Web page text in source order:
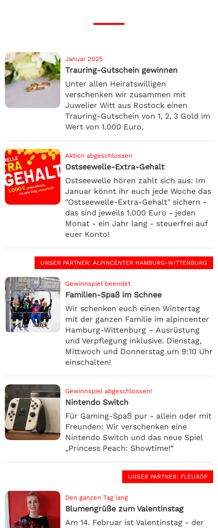
Januar 2025
Trauring-Gutschein gewinnen
Unter allen Heiratswilligen
verschenken wir zusammen mit
Juwelier Witt aus Rostock einen
Trauring-Gutschein von 1, 2, 3 Gold im
Wert von 1.000 Euro.
Aktion abgeschlossen
Ostseewelle-Extra-Gehalt
Ostseewelle hören zahlt sich aus: Im
Januar könnt ihr euch jede Woche das
"Ostseewelle-Extra-Gehalt" sichern -
das sind jeweils 1.000 Euro - jeden
Monat - ein Jahr lang - steuerfrei auf
euer Konto!
UNSER PARTNER: ALPINCENTER HAMBURG-WITTENBURG
Gewinnspiel beendet
Familien-Spaß im Schnee
Wir schenken euch einen Wintertag
mit der ganzen Familie im alpincenter
Hamburg-Wittenburg – Ausrüstung
und Verpflegung inklusive. Dienstag,
Mittwoch und Donnerstag um 9:10 Uhr
einschalten!
Gewinnspiel abgeschlossen!
Nintendo Switch
Für Gaming-Spaß pur - allein oder mit
Freunden: Wir verschenken eine
Nintendo Switch und das neue Spiel
„Princess Peach: Showtime!“
UNSER PARTNER: FLEUROP
Den ganzen Tag lang
Blumengrüße zum Valentinstag
Am 14. Februar ist Valentinstag - der